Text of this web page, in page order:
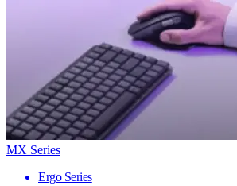
MX Series
Ergo Series